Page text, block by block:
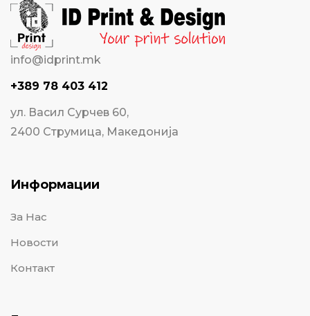
info@idprint.mk
+389 78 403 412
ул. Васил Сурчев 60,
2400 Струмица, Македонија
Информации
За Нас
Новости
Контакт